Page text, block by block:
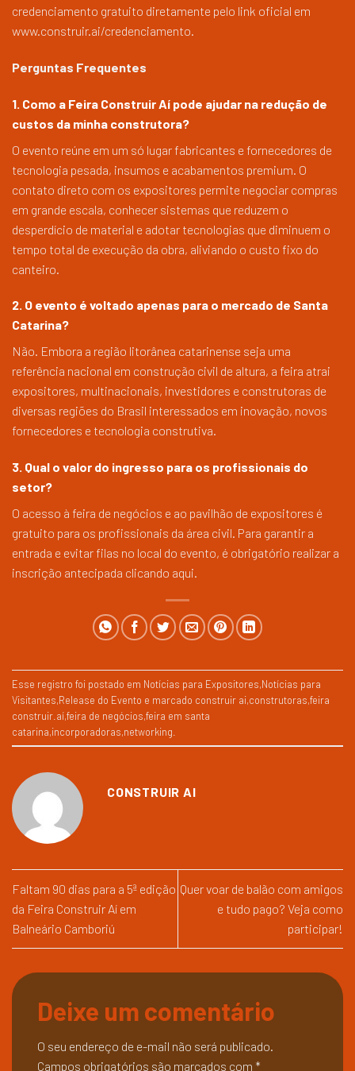
credenciamento gratuito diretamente pelo link oficial em
www.construir.ai/credenciamento.
Perguntas Frequentes
1. Como a Feira Construir Aí pode ajudar na redução de
custos da minha construtora?
O evento reúne em um só lugar fabricantes e fornecedores de
tecnologia pesada, insumos e acabamentos premium. O
contato direto com os expositores permite negociar compras
em grande escala, conhecer sistemas que reduzem o
desperdício de material e adotar tecnologias que diminuem o
tempo total de execução da obra, aliviando o custo fixo do
canteiro.
2. O evento é voltado apenas para o mercado de Santa
Catarina?
Não. Embora a região litorânea catarinense seja uma
referência nacional em construção civil de altura, a feira atrai
expositores, multinacionais, investidores e construtoras de
diversas regiões do Brasil interessados em inovação, novos
fornecedores e tecnologia construtiva.
3. Qual o valor do ingresso para os profissionais do
setor?
O acesso à feira de negócios e ao pavilhão de expositores é
gratuito para os profissionais da área civil. Para garantir a
entrada e evitar filas no local do evento, é obrigatório realizar a
inscrição antecipada clicando aqui.
Esse registro foi postado em Notícias para Expositores,Notícias para
Visitantes,Release do Evento e marcado construir ai,construtoras,feira
construir.aí,feira de negócios,feira em santa
catarina,incorporadoras,networking
CONSTRUIR AI
Faltam 90 dias para a 5ª edição
da Feira Construir Aí em
Balneário Camboriú
Quer voar de balão com amigos
e tudo pago? Veja como
participar!
Deixe um comentário
O seu endereço de e-mail não será publicado.
Campos obrigatórios são marcados com *